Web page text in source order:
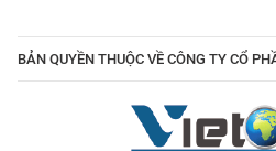
BẢN QUYỀN THUỘC VỀ CÔNG TY CỔ